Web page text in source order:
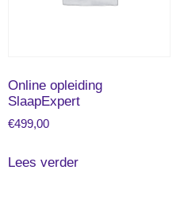
Online opleiding
SlaapExpert
€499,00
Lees verder